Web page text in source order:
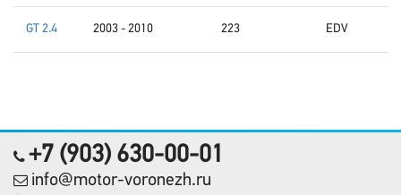
GT 2.4 2003 - 2010 223 EDV
+7 (903) 630-00-01
info@motor-voronezh.ru